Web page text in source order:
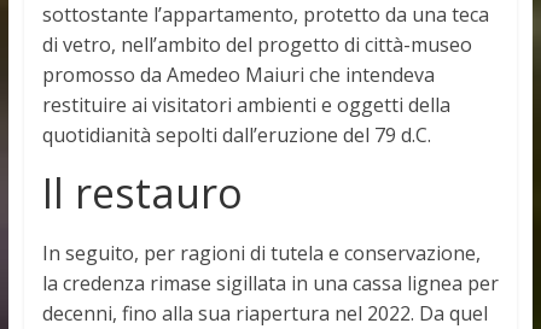
sottostante l’appartamento, protetto da una teca
di vetro, nell’ambito del progetto di città-museo
promosso da Amedeo Maiuri che intendeva
restituire ai visitatori ambienti e oggetti della
quotidianità sepolti dall’eruzione del 79 d.C.
Il restauro
In seguito, per ragioni di tutela e conservazione,
la credenza rimase sigillata in una cassa lignea per
decenni, fino alla sua riapertura nel 2022. Da quel